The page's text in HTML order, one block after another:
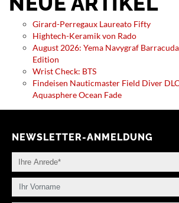
Girard-Perregaux Laureato Fifty
Hightech-Keramik von Rado
August 2026: Yema Navygraf
Edition
Wrist Check: BTS
Findeisen Nauticmaster Field Diver
Aquasphere Ocean Fade
NEWSLETTER-ANMELDUNG